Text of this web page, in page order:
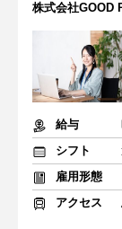
株式会社GOOD
給与
シフト
雇用形態
アクセス